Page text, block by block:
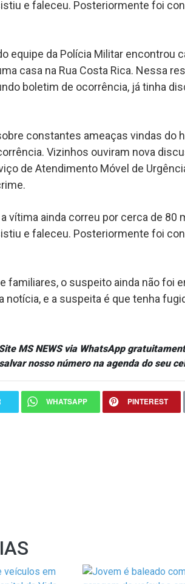
e faleceu. Posteriormente foi
equipe da Polícia Militar encontrou
casa na Rua Costa Rica. Nessa
boletim de ocorrência, já tinha
constantes ameaças vindas do
Vizinhos ouviram nova
de Atendimento Móvel de
vítima ainda correu por cerca de 80
e faleceu. Posteriormente foi
familiares, o suspeito ainda não foi
e a suspeita é que tenha
MS NEWS via WhatsApp
nosso número na agenda do seu
WHATSAPP PINTEREST